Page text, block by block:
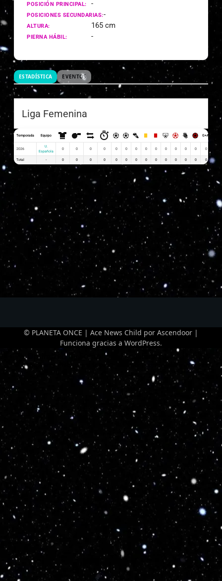
POSICIÓN PRINCIPAL: -
POSICIONES SECUNDARIAS:-
ALTURA: 165 cm
PIERNA HÁBIL: -
ESTADÍSTICA EVENTOS
Liga Femenina
Temporada Equipo G+A
2026
U.
Española
0 0 0 0 0 0 0 0 0 0 0 0 0 0
Total - 0 0 0 0 0 0 0 0 0 0 0 0 0 0
© PLANETA ONCE | Ace News Child por Ascendoor |
Funciona gracias a WordPress.
Optimized by Seraphinite Accelerator
Turns on site high speed to be attractive for people and search engines.